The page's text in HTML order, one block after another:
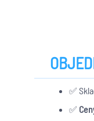
✅
✅